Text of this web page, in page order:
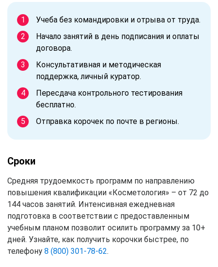
Учеба без командировки и отрыва от труда.
Начало занятий в день подписания и оплаты
договора.
Консультативная и методическая
поддержка, личный куратор.
Пересдача контрольного тестирования
бесплатно.
Отправка корочек по почте в регионы.
Сроки
Средняя трудоемкость программ по направлению
повышения квалификации «Косметология» – от 72 до
144 часов занятий. Интенсивная ежедневная
подготовка в соответствии с предоставленным
учебным планом позволит осилить программу за 10+
дней. Узнайте, как получить корочки быстрее, по
телефону 8 (800) 301-78-62.